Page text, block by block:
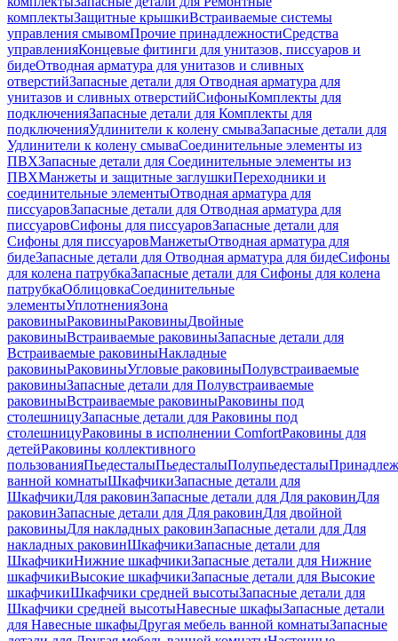
комплектыЗащитные крышкиВстраиваемые системы
управления смывомПрочие принадлежностиСредства
управленияКонцевые фитинги для унитазов, писсуаров и
бидеОтводная арматура для унитазов и сливных
отверстийЗапасные детали для Отводная арматура для
унитазов и сливных отверстийСифоныКомплекты для
подключенияЗапасные детали для Комплекты для
подключенияУдлинители к колену смываЗапасные детали для
Удлинители к колену смываСоединительные элементы из
ПВХЗапасные детали для Соединительные элементы из
ПВХМанжеты и защитные заглушкиПереходники и
соединительные элементыОтводная арматура для
писсуаровЗапасные детали для Отводная арматура для
писсуаровCифоны для писсуаровЗапасные детали для
Cифоны для писсуаровМанжетыОтводная арматура для
бидеЗапасные детали для Отводная арматура для бидеСифоны
для колена патрубкаЗапасные детали для Сифоны для колена
патрубкаОблицовкаСоединительные
элементыУплотненияЗона
раковиныРаковиныРаковиныДвойные
раковиныВстраиваемые раковиныЗапасные детали для
Встраиваемые раковиныНакладные
раковиныРаковиныУгловые раковиныПолувстраиваемые
раковиныЗапасные детали для Полувстраиваемые
раковиныВстраиваемые раковиныРаковины под
столешницуЗапасные детали для Раковины под
столешницуРаковины в исполнении ComfortPаковины для
детейРаковины коллективного
пользованияПьедесталыПьедесталыПолупьедесталы
ванной комнатыШкафчикиЗапасные детали для
ШкафчикиДля раковинЗапасные детали для Для раковинДля
раковинЗапасные детали для Для раковинДля двойной
раковиныДля накладных pаковинЗапасные детали для Для
накладных pаковинШкафчикиЗапасные детали для
ШкафчикиНижние шкафчикиЗапасные детали для Нижние
шкафчикиВысокие шкафчикиЗапасные детали для Высокие
шкафчикиШкафчики средней высотыЗапасные детали для
Шкафчики средней высотыНавесные шкафыЗапасные детали
для Навесные шкафыДругая мебель ванной комнатыЗапасные